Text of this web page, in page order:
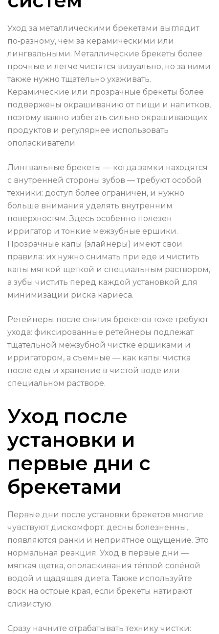
Уход за металлическими брекетами выглядит
по‑разному, чем за керамическими или
лингвальными. Металлические брекеты более
прочные и легче чистятся визуально, но за ними
также нужно тщательно ухаживать.
Керамические или прозрачные брекеты более
подвержены окрашиванию от пищи и напитков,
поэтому важно избегать сильно окрашивающих
продуктов и регулярнее использовать
ополаскиватели.
Лингвальные брекеты — когда замки находятся
с внутренней стороны зубов — требуют особой
техники: доступ более ограничен, и нужно
больше внимания уделять внутренним
поверхностям. Здесь особенно полезен
ирригатор и тонкие межзубные ершики.
Прозрачные капы (элайнеры) имеют свои
правила: их нужно снимать при еде и чистить
капы мягкой щеткой и специальным раствором,
а зубы чистить перед каждой установкой для
минимизации риска кариеса.
Ретейнеры после снятия брекетов тоже требуют
ухода: фиксированные ретейнеры подлежат
тщательной межзубной чистке ершиками и
ирригатором, а съемные — как капы: чистка
после еды и хранение в чистой воде или
специальном растворе.
Уход после
установки и
первые дни с
брекетами
Первые дни после установки брекетов многие
чувствуют дискомфорт: десны болезненны,
появляются ранки и неприятное ощущение. Это
нормальная реакция. Уход в первые дни —
мягкая щетка, ополаскивания тёплой солёной
водой и щадящая диета. Также используйте
воск на острые края, если брекеты натирают
слизистую.
Сразу начните отрабатывать технику чистки: